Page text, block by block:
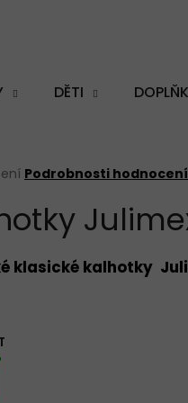
DĚTI
Podrobnosti hodnocení
klasické kalhotky